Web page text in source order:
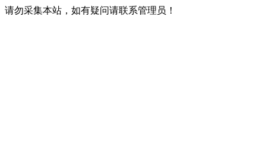
请勿采集本站，如有疑问请联系管理员！